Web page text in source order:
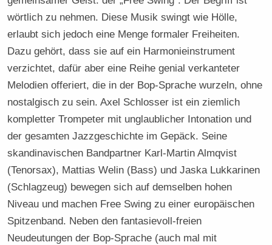
wörtlich zu nehmen. Diese Musik swingt wie Hölle,
erlaubt sich jedoch eine Menge formaler Freiheiten.
Dazu gehört, dass sie auf ein Harmonieinstrument
verzichtet, dafür aber eine Reihe genial verkanteter
Melodien offeriert, die in der Bop-Sprache wurzeln, ohne
nostalgisch zu sein. Axel Schlosser ist ein ziemlich
kompletter Trompeter mit unglaublicher Intonation und
der gesamten Jazzgeschichte im Gepäck. Seine
skandinavischen Bandpartner Karl-Martin Almqvist
(Tenorsax), Mattias Welin (Bass) und Jaska Lukkarinen
(Schlagzeug) bewegen sich auf demselben hohen
Niveau und machen Free Swing zu einer europäischen
Spitzenband. Neben den fantasievoll-freien
Neudeutungen der Bop-Sprache (auch mal mit